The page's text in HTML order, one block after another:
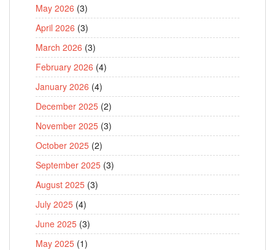
May 2026 (3)
April 2026 (3)
March 2026 (3)
February 2026 (4)
January 2026 (4)
December 2025 (2)
November 2025 (3)
October 2025 (2)
September 2025 (3)
August 2025 (3)
July 2025 (4)
June 2025 (3)
May 2025 (1)